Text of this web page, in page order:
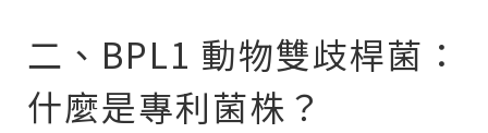
二、BPL1 動物雙歧桿菌：
什麼是專利菌株？